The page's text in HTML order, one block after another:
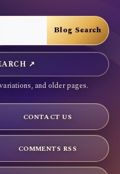
↗
and older pages.
CONTACT US
COMMENTS RSS